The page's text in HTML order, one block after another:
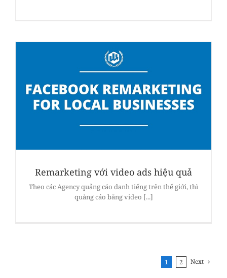
Remarketing với video ads hiệu quả
Theo các Agency quảng cáo danh tiếng trên thế giới, thì
quảng cáo bằng video [...]
1 2 Next